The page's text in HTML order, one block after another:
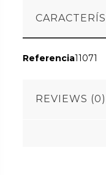
Referencia11071
REVIEWS (0)